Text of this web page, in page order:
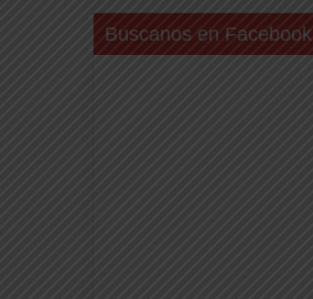
Buscanos en Facebook